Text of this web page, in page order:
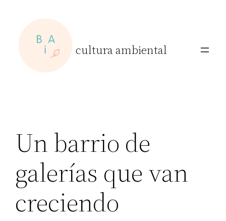
content
cultura ambiental
Un barrio de
galerías que van
creciendo